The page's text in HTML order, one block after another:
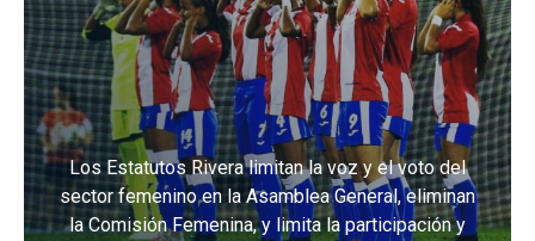
Los Estatutos Rivera limitan la voz y el voto del
sector femenino en la Asamblea General, eliminan
la Comisión Femenina, y limita la participación y